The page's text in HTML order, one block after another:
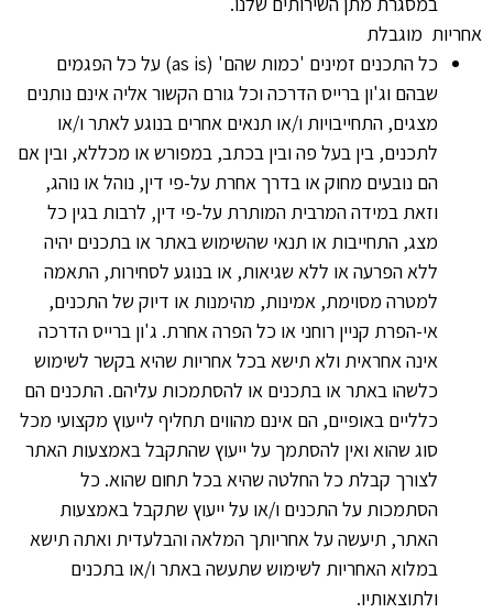
אחריות מוגבלת
כל התכנים זמינים 'כמות שהם' (as is) על כל הפגמים
שבהם וג'ון ברייס הדרכה וכל גורם הקשור אליה אינם נותנים
מצגים, התחייבויות ו/או תנאים אחרים בנוגע לאתר ו/או
לתכנים, בין בעל פה ובין בכתב, במפורש או מכללא, ובין אם
הם נובעים מחוק או בדרך אחרת על-פי דין, נוהל או נוהג,
וזאת במידה המרבית המותרת על-פי דין, לרבות בגין כל
מצג, התחייבות או תנאי שהשימוש באתר או בתכנים יהיה
ללא הפרעה או ללא שגיאות, או בנוגע לסחירות, התאמה
למטרה מסוימת, אמינות, מהימנות או דיוק של התכנים,
אי-הפרת קניין רוחני או כל הפרה אחרת. ג'ון ברייס הדרכה
אינה אחראית ולא תישא בכל אחריות שהיא בקשר לשימוש
כלשהו באתר או בתכנים או להסתמכות עליהם. התכנים הם
כלליים באופיים, הם אינם מהווים תחליף לייעוץ מקצועי מכל
סוג שהוא ואין להסתמך על ייעוץ שהתקבל באמצעות האתר
לצורך קבלת כל החלטה שהיא בכל תחום שהוא. כל
הסתמכות על התכנים ו/או על ייעוץ שתקבל באמצעות
האתר, תיעשה על אחריותך המלאה והבלעדית ואתה תישא
במלוא האחריות לשימוש שתעשה באתר ו/או בתכנים
ולתוצאותיו.